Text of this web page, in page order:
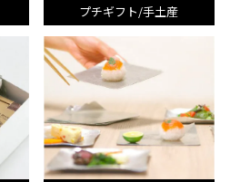
プチギフト/手土産